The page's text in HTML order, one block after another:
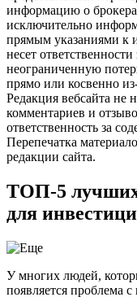
информацию о
исключительно
прямым указаниями к
несет
неограниченную
прямо или косвенно
Редакция вебсайта не
комментариев и
ответственность за
Перепечатка
редакции сайта.
ТОП-5 лучших
для
У многих людей,
появляется проблема